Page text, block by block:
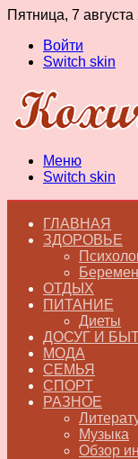
Пятница, 7
Войти
Switch skin
Меню
Switch skin
ГЛАВНАЯ
ЗДОРОВЬЕ
ОТДЫХ
ПИТАНИЕ
Диеты
ДОСУГ И
МОДА
СЕМЬЯ
СПОРТ
РАЗНОЕ
Музыка
Обзор